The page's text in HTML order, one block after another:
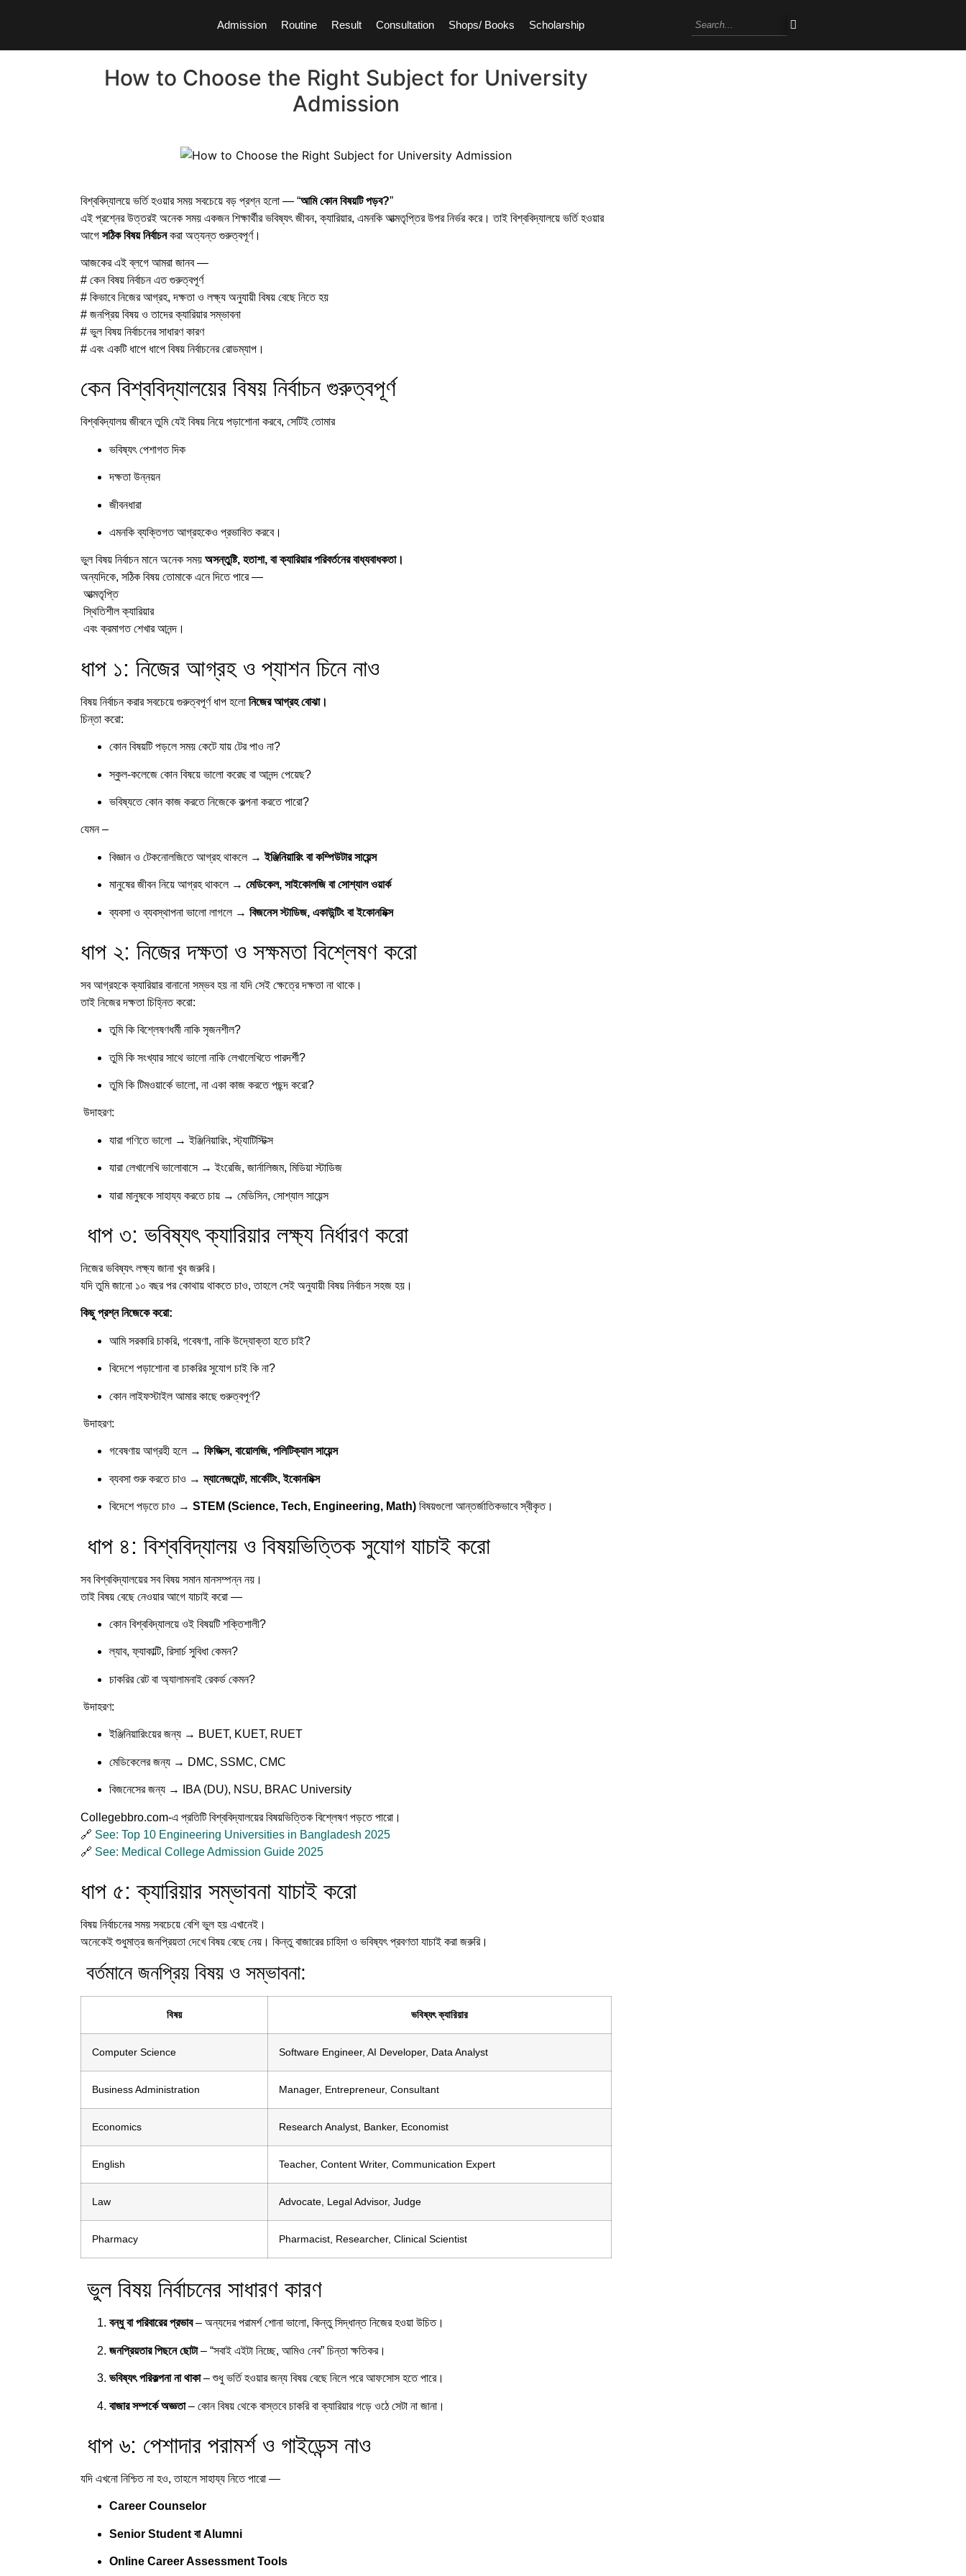
Admission Routine Result Consultation Shops/ Books Scholarship
How to Choose the Right Subject for University
Admission
বিশ্ববিদ্যালয়ে ভর্তি হওয়ার সময় সবচেয়ে বড় প্রশ্ন হলো — “আমি কোন বিষয়টি পড়ব?”
এই প্রশ্নের উত্তরই অনেক সময় একজন শিক্ষার্থীর ভবিষ্যৎ জীবন, ক্যারিয়ার, এমনকি আত্মতৃপ্তির উপর নির্ভর করে। তাই বিশ্ববিদ্যালয়ে ভর্তি হওয়ার
আগে সঠিক বিষয় নির্বাচনকরা অত্যন্ত গুরুত্বপূর্ণ।
আজকের এই ব্লগে আমরা জানব —
# কেন বিষয় নির্বাচন এত গুরুত্বপূর্ণ
# কিভাবে নিজের আগ্রহ, দক্ষতা ও লক্ষ্য অনুযায়ী বিষয় বেছে নিতে হয়
# জনপ্রিয় বিষয় ও তাদের ক্যারিয়ার সম্ভাবনা
# ভুল বিষয় নির্বাচনের সাধারণ কারণ
# এবং একটি ধাপে ধাপে বিষয় নির্বাচনের রোডম্যাপ।
কেন বিশ্ববিদ্যালয়ের বিষয় নির্বাচন গুরুত্বপূর্ণ
বিশ্ববিদ্যালয় জীবনে তুমি যেই বিষয় নিয়ে পড়াশোনা করবে, সেটিই তোমার
ভবিষ্যৎ পেশাগত দিক
দক্ষতা উন্নয়ন
জীবনধারা
এমনকি ব্যক্তিগত আগ্রহকেও প্রভাবিত করবে।
ভুল বিষয় নির্বাচন মানে অনেক সময় অসন্তুষ্টি, হতাশা, বা ক্যারিয়ার পরিবর্তনের বাধ্যবাধকতা।
অন্যদিকে, সঠিক বিষয় তোমাকে এনে দিতে পারে —
আত্মতৃপ্তি
স্থিতিশীল ক্যারিয়ার
এবং ক্রমাগত শেখার আনন্দ।
ধাপ ১: নিজের আগ্রহ ও প্যাশন চিনে নাও
বিষয় নির্বাচন করার সবচেয়ে গুরুত্বপূর্ণ ধাপ হলো নিজের আগ্রহ বোঝা।
চিন্তা করো:
কোন বিষয়টি পড়লে সময় কেটে যায় টের পাও না?
স্কুল-কলেজে কোন বিষয়ে ভালো করেছ বা আনন্দ পেয়েছ?
ভবিষ্যতে কোন কাজ করতে নিজেকে কল্পনা করতে পারো?
যেমন –
বিজ্ঞান ও টেকনোলজিতে আগ্রহ থাকলে →ইঞ্জিনিয়ারিং বা কম্পিউটার সায়েন্স
মানুষের জীবন নিয়ে আগ্রহ থাকলে → মেডিকেল, সাইকোলজি বা সোশ্যাল ওয়ার্ক
ব্যবসা ও ব্যবস্থাপনা ভালো লাগলে → বিজনেস স্টাডিজ, একাউন্টিং বা ইকোনমিক্স
ধাপ ২: নিজের দক্ষতা ও সক্ষমতা বিশ্লেষণ করো
সব আগ্রহকে ক্যারিয়ার বানানো সম্ভব হয় না যদি সেই ক্ষেত্রে দক্ষতা না থাকে।
তাই নিজের দক্ষতা চিহ্নিত করো:
তুমি কি বিশ্লেষণধর্মী নাকি সৃজনশীল?
তুমি কি সংখ্যার সাথে ভালো নাকি লেখালেখিতে পারদর্শী?
তুমি কি টিমওয়ার্কে ভালো, না একা কাজ করতে পছন্দ করো?
উদাহরণ:
যারা গণিতে ভালো → ইঞ্জিনিয়ারিং, স্ট্যাটিস্টিক্স
যারা লেখালেখি ভালোবাসে → ইংরেজি, জার্নালিজম, মিডিয়া স্টাডিজ
যারা মানুষকে সাহায্য করতে চায় → মেডিসিন, সোশ্যাল সায়েন্স
ধাপ ৩: ভবিষ্যৎ ক্যারিয়ার লক্ষ্য নির্ধারণ করো
নিজের ভবিষ্যৎ লক্ষ্য জানা খুব জরুরি।
যদি তুমি জানো ১০ বছর পর কোথায় থাকতে চাও, তাহলে সেই অনুযায়ী বিষয় নির্বাচন সহজ হয়।
কিছু প্রশ্ন নিজেকে করো:
আমি সরকারি চাকরি, গবেষণা, নাকি উদ্যোক্তা হতে চাই?
বিদেশে পড়াশোনা বা চাকরির সুযোগ চাই কি না?
কোন লাইফস্টাইল আমার কাছে গুরুত্বপূর্ণ?
উদাহরণ:
গবেষণায় আগ্রহী হলে → ফিজিক্স, বায়োলজি, পলিটিক্যাল সায়েন্স
ব্যবসা শুরু করতে চাও →ম্যানেজমেন্ট, মার্কেটিং, ইকোনমিক্স
বিদেশে পড়তে চাও → STEM (Science, Tech, Engineering, Math) বিষয়গুলো আন্তর্জাতিকভাবে স্বীকৃত।
ধাপ ৪: বিশ্ববিদ্যালয় ও বিষয়ভিত্তিক সুযোগ যাচাই করো
সব বিশ্ববিদ্যালয়ের সব বিষয় সমান মানসম্পন্ন নয়।
তাই বিষয় বেছে নেওয়ার আগে যাচাই করো —
কোন বিশ্ববিদ্যালয়ে ওই বিষয়টি শক্তিশালী?
ল্যাব, ফ্যাকাল্টি, রিসার্চ সুবিধা কেমন?
চাকরির রেট বা অ্যালামনাই রেকর্ড কেমন?
উদাহরণ:
ইঞ্জিনিয়ারিংয়ের জন্য → BUET, KUET, RUET
মেডিকেলের জন্য → DMC, SSMC, CMC
বিজনেসের জন্য → IBA (DU), NSU, BRAC University
Collegebbro.com-এ প্রতিটি বিশ্ববিদ্যালয়ের বিষয়ভিত্তিক বিশ্লেষণ পড়তে পারো।
🔗 See: Top 10 Engineering Universities in Bangladesh 2025
🔗 See: Medical College Admission Guide 2025
ধাপ ৫: ক্যারিয়ার সম্ভাবনা যাচাই করো
বিষয় নির্বাচনের সময় সবচেয়ে বেশি ভুল হয় এখানেই।
অনেকেই শুধুমাত্র জনপ্রিয়তা দেখে বিষয় বেছে নেয়। কিন্তু বাজারের চাহিদা ও ভবিষ্যৎ প্রবণতা যাচাই করা জরুরি।
বর্তমানে জনপ্রিয় বিষয় ও সম্ভাবনা:
বিষয় ভবিষ্যৎ ক্যারিয়ার
Computer Science Software Engineer, AI Developer, Data Analyst
Business Administration Manager, Entrepreneur, Consultant
Economics Research Analyst, Banker, Economist
English Teacher, Content Writer, Communication Expert
Law Advocate, Legal Advisor, Judge
Pharmacy Pharmacist, Researcher, Clinical Scientist
ভুল বিষয় নির্বাচনের সাধারণ কারণ
বন্ধু বা পরিবারের প্রভাব– অন্যদের পরামর্শ শোনা ভালো, কিন্তু সিদ্ধান্ত নিজের হওয়া উচিত।
জনপ্রিয়তার পিছনে ছোটা– “সবাই এইটা নিচ্ছে, আমিও নেব” চিন্তা ক্ষতিকর।
ভবিষ্যৎ পরিকল্পনা না থাকা– শুধু ভর্তি হওয়ার জন্য বিষয় বেছে নিলে পরে আফসোস হতে পারে।
বাজার সম্পর্কে অজ্ঞতা– কোন বিষয় থেকে বাস্তবে চাকরি বা ক্যারিয়ার গড়ে ওঠে সেটা না জানা।
ধাপ ৬: পেশাদার পরামর্শ ও গাইডেন্স নাও
যদি এখনো নিশ্চিত না হও, তাহলে সাহায্য নিতে পারো —
Career Counselor
Senior Student বা Alumni
Online Career Assessment Tools